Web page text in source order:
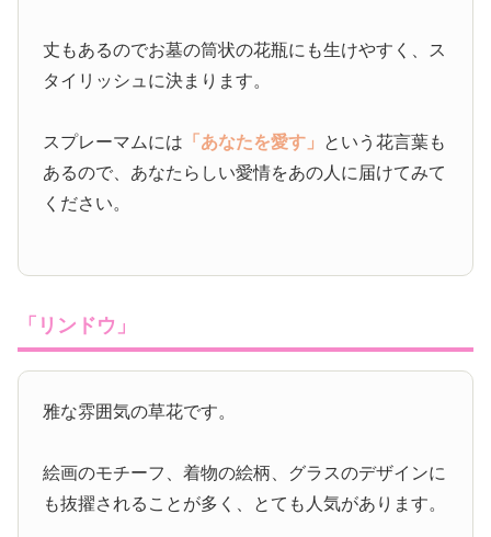
丈もあるのでお墓の筒状の花瓶にも生けやすく、ス
タイリッシュに決まります。
スプレーマムには 「あなたを愛す」 という花言葉も
あるので、あなたらしい愛情をあの人に届けてみて
ください。
「リンドウ」
雅な雰囲気の草花です。
絵画のモチーフ、着物の絵柄、グラスのデザインに
も抜擢されることが多く、とても人気があります。